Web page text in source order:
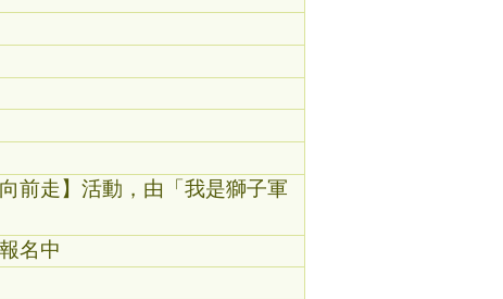
前走】活動，由「我是獅子軍
名中